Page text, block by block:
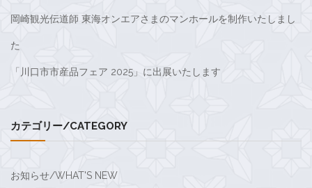
岡崎観光伝道師 東海オンエアさまのマンホールを制作いたしまし
た
「川口市市産品フェア 2025」に出展いたします
カテゴリー/CATEGORY
お知らせ/WHAT'S NEW